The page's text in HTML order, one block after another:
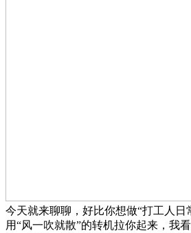
今天就来聊聊，好比你想做“打工人日
用“风一吹就散”的转机拉你起来，我